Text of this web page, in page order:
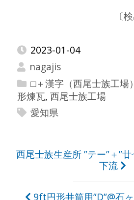
〔
2023-01-04
nagajis
□＋漢字（西尾士族工場）
形煉瓦,西尾士族工場
愛知県
投
西尾士族生産所 ”テー”＋”
下流
9ft円形井筒用”D”@石